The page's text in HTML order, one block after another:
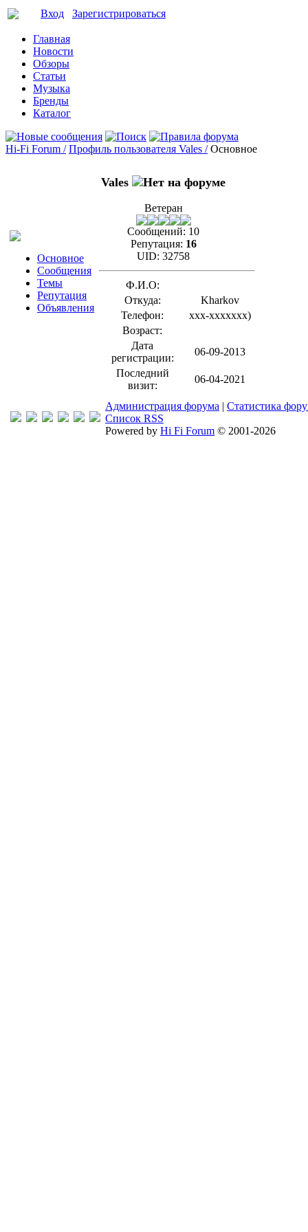
Вход Зарегистрироваться
Главная
Новости
Обзоры
Статьи
Музыка
Бренды
Каталог
Hi-Fi Forum / Профиль пользователя Vales / Основное
Основное
Сообщения
Темы
Репутация
Объявления
Vales
Ветеран
Сообщений: 10
Репутация: 16
UID: 32758
Ф.И.О:
Откуда:
Kharkov
Телефон:
xxx-xxxxxxx)
Возраст:
Дата
регистрации:
06-09-2013
Последний
визит:
06-04-2021
Администрация форума | Статистика
Список RSS
Powered by Hi Fi Forum © 2001-2026